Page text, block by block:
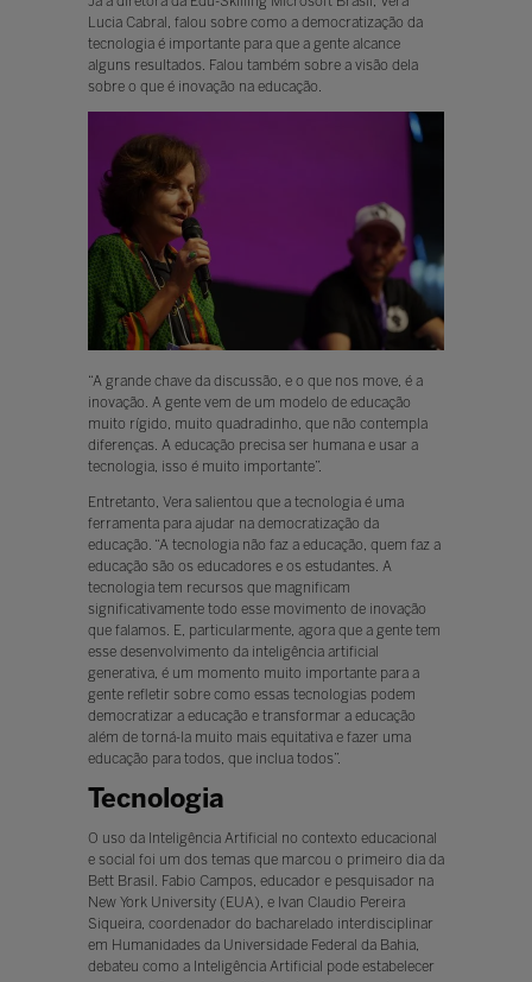
Lucia Cabral, falou sobre como a democratização da
tecnologia é importante para que a gente alcance
alguns resultados. Falou também sobre a visão dela
sobre o que é inovação na educação.
“A grande chave da discussão, e o que nos move, é a
inovação. A gente vem de um modelo de educação
muito rígido, muito quadradinho, que não contempla
diferenças. A educação precisa ser humana e usar a
tecnologia, isso é muito importante”.
Entretanto, Vera salientou que a tecnologia é uma
ferramenta para ajudar na democratização da
educação. “A tecnologia não faz a educação, quem faz a
educação são os educadores e os estudantes. A
tecnologia tem recursos que magnificam
significativamente todo esse movimento de inovação
que falamos. E, particularmente, agora que a gente tem
esse desenvolvimento da inteligência artificial
generativa, é um momento muito importante para a
gente refletir sobre como essas tecnologias podem
democratizar a educação e transformar a educação
além de torná-la muito mais equitativa e fazer uma
educação para todos, que inclua todos”.
Tecnologia
O uso da Inteligência Artificial no contexto educacional
e social foi um dos temas que marcou o primeiro dia da
Bett Brasil. Fabio Campos, educador e pesquisador na
New York University (EUA), e Ivan Claudio Pereira
Siqueira, coordenador do bacharelado interdisciplinar
em Humanidades da Universidade Federal da Bahia,
debateu como a Inteligência Artificial pode estabelecer